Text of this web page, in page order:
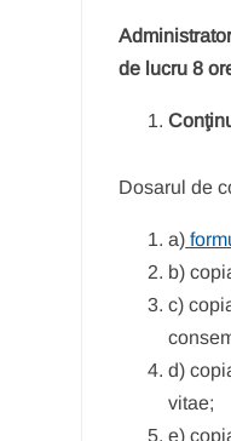
de lucru 8
Dosarul de
a)
b)
c)
d)
vitae;
e)